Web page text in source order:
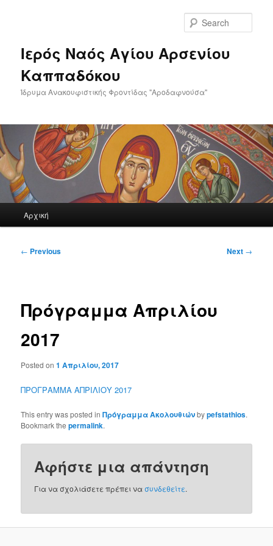
Ιερός Ναός Αγίου Αρσενίου
Καππαδόκου
Ίδρυμα Ανακουφιστικής Φροντίδας "Αροδαφνούσα"
Αρχική
Post
← Previous Next →
Πρόγραμμα Απριλίου
2017
Posted on1 Απριλίου, 2017
ΠΡΟΓΡΑΜΜΑ ΑΠΡΙΛΙΟΥ 2017
This entry was posted inΠρόγραμμα Ακολουθιώνbypefstathios.
Bookmark thepermalink.
Αφήστε μια απάντηση
Για να σχολιάσετε πρέπει νασυνδεθείτε.